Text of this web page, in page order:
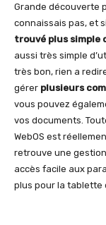
Grande découverte
connaissais pas, et
trouvé plus simple
aussi très simple
très bon, rien a
gérer plusieurs
vous pouvez
vos documents.
WebOS est
retrouve une
accès facile aux
plus pour la tablette